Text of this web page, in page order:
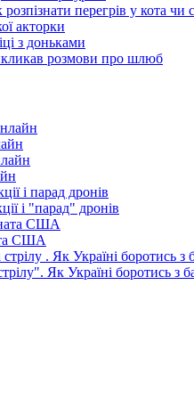
перегрів у кота чи
акторки
з доньками
розмови про шлюб
і "парад" дронів
США
Як Україні боротись з